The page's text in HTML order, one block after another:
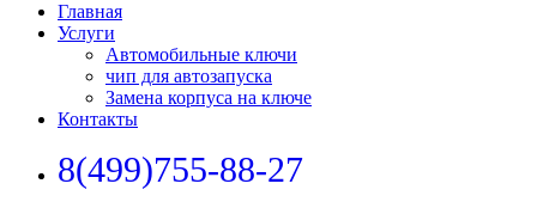
Главная
Услуги
Автомобильные ключи
чип для автозапуска
Замена корпуса на ключе
Контакты
8(499)755-88-27